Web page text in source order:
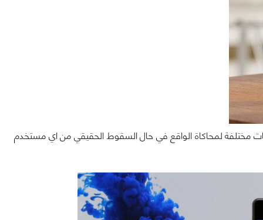
مختلفة لمحاكاة الواقع في حال السقوط الحقيقي من اي مستخدم